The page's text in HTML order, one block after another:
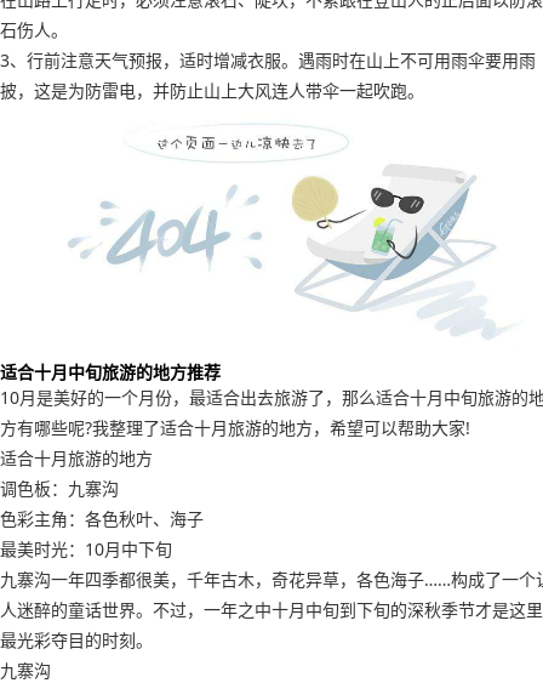
石伤人。
3、行前注意天气预报，适时增减衣服。遇雨时在山上不可用雨伞要用雨
披，这是为防雷电，并防止山上大风连人带伞一起吹跑。
适合十月中旬旅游的地方推荐
10月是美好的一个月份，最适合出去旅游了，那么适合十月中旬旅游的
方有哪些呢?我整理了适合十月旅游的地方，希望可以帮助大家!
适合十月旅游的地方
调色板：九寨沟
色彩主角：各色秋叶、海子
最美时光：10月中下旬
九寨沟一年四季都很美，千年古木，奇花异草，各色海子……构成了一个
人迷醉的童话世界。不过，一年之中十月中旬到下旬的深秋季节才是这里
最光彩夺目的时刻。
九寨沟